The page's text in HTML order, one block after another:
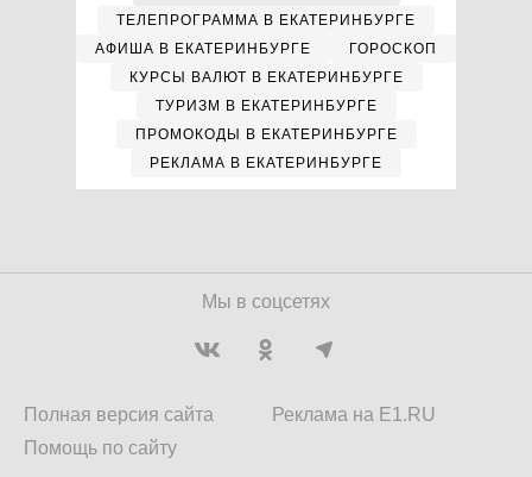
ТЕЛЕПРОГРАММА В ЕКАТЕРИНБУРГЕ
АФИША В ЕКАТЕРИНБУРГЕ
ГОРОСКОП
КУРСЫ ВАЛЮТ В ЕКАТЕРИНБУРГЕ
ТУРИЗМ В ЕКАТЕРИНБУРГЕ
ПРОМОКОДЫ В ЕКАТЕРИНБУРГЕ
РЕКЛАМА В ЕКАТЕРИНБУРГЕ
Мы в соцсетях
Полная версия сайта
Помощь по сайту
Реклама на E1.RU